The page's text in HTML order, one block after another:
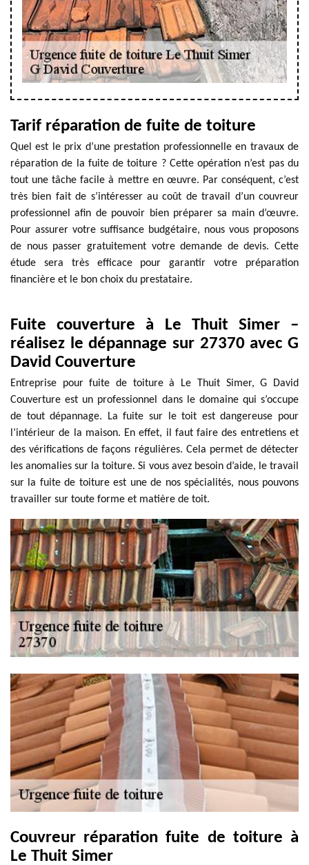
Tarif réparation de fuite de toiture
Quel est le prix d’une prestation professionnelle en travaux de
réparation de la fuite de toiture ? Cette opération n’est pas du
tout une tâche facile à mettre en œuvre. Par conséquent, c’est
très bien fait de s’intéresser au coût de travail d’un couvreur
professionnel afin de pouvoir bien préparer sa main d’œuvre.
Pour assurer votre suffisance budgétaire, nous vous proposons
de nous passer gratuitement votre demande de devis. Cette
étude sera très efficace pour garantir votre préparation
financière et le bon choix du prestataire.
Fuite couverture à Le Thuit Simer –
réalisez le dépannage sur 27370 avec G
David Couverture
Entreprise pour fuite de toiture à Le Thuit Simer, G David
Couverture est un professionnel dans le domaine qui s’occupe
de tout dépannage. La fuite sur le toit est dangereuse pour
l’intérieur de la maison. En effet, il faut faire des entretiens et
des vérifications de façons régulières. Cela permet de détecter
les anomalies sur la toiture. Si vous avez besoin d’aide, le travail
sur la fuite de toiture est une de nos spécialités, nous pouvons
travailler sur toute forme et matière de toit.
Couvreur réparation fuite de toiture à
Le Thuit Simer